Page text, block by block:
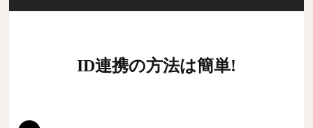
ID連携の方法は簡単!